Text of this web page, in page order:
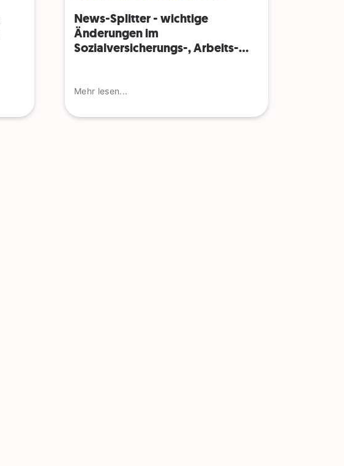
News-Splitter - wichtige
Änderungen im
Sozialversicherungs-, Arbeits-...
Mehr lesen...